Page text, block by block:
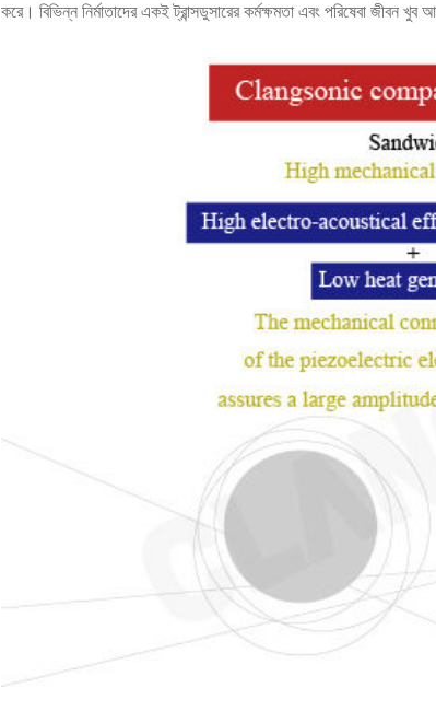
করে। বিভিন্ন নির্মাতাদের একই ট্রান্সডুসারের কর্মক্ষমতা এবং পরিষেবা জীবন